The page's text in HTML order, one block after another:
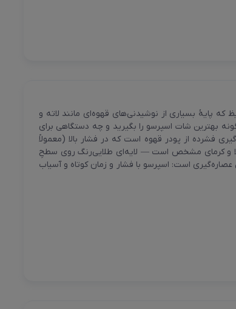
پایهٔ بسیاری از نوشیدنی‌های قهوه‌ای مانند لاته و
بهترین شات اسپرسو را بگیرید و چه دستگاهی برای
فشرده از پودر قهوه است که در فشار بالا (معمولاً
یک شات کوچک با بادی بالا و کرمای مشخص است — لایه‌ای طلایی‌رنگ روی سطحِ
است: اسپرسو با فشار و زمان کوتاه و آسیاب